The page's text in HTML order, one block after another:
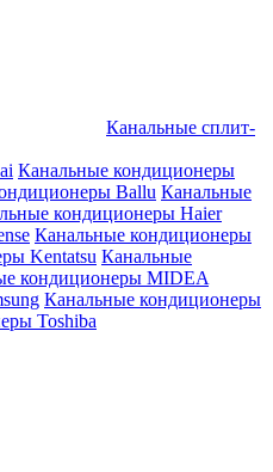
Канальные сплит-
Канальные кондиционеры
Ballu Канальные
кондиционеры Haier
Канальные кондиционеры
Kentatsu Канальные
кондиционеры MIDEA
Канальные кондиционеры
Toshiba